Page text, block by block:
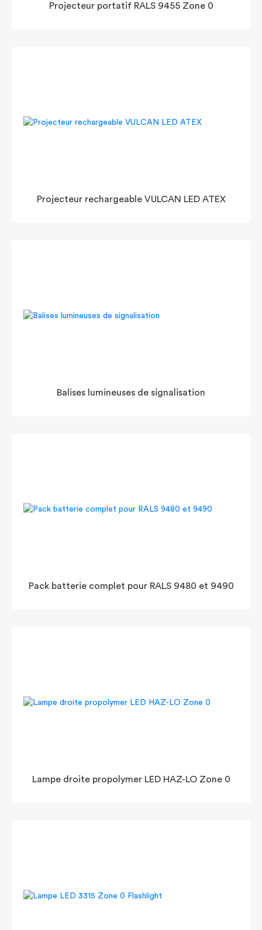
Projecteur portatif RALS 9455 Zone 0
Projecteur rechargeable VULCAN LED ATEX
Balises lumineuses de signalisation
Pack batterie complet pour RALS 9480 et 9490
Lampe droite propolymer LED HAZ-LO Zone 0